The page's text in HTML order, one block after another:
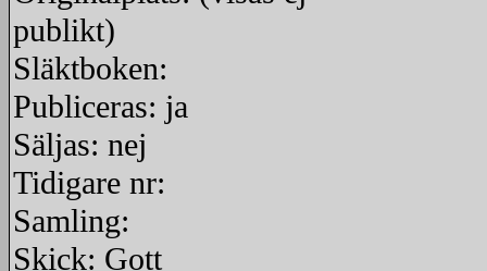
publikt)
Släktboken:
Publiceras: ja
Säljas: nej
Tidigare nr:
Samling:
Skick: Gott